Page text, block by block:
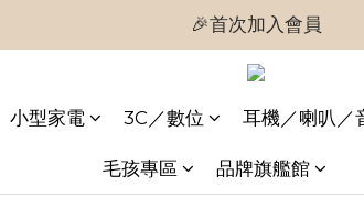
🎉首次加入會員
🎉首次加入會員
🎉即享購物金$300
🎉首次加入會員
小型家電 3C／數位 耳機／喇叭／
毛孩專區 品牌旗艦館